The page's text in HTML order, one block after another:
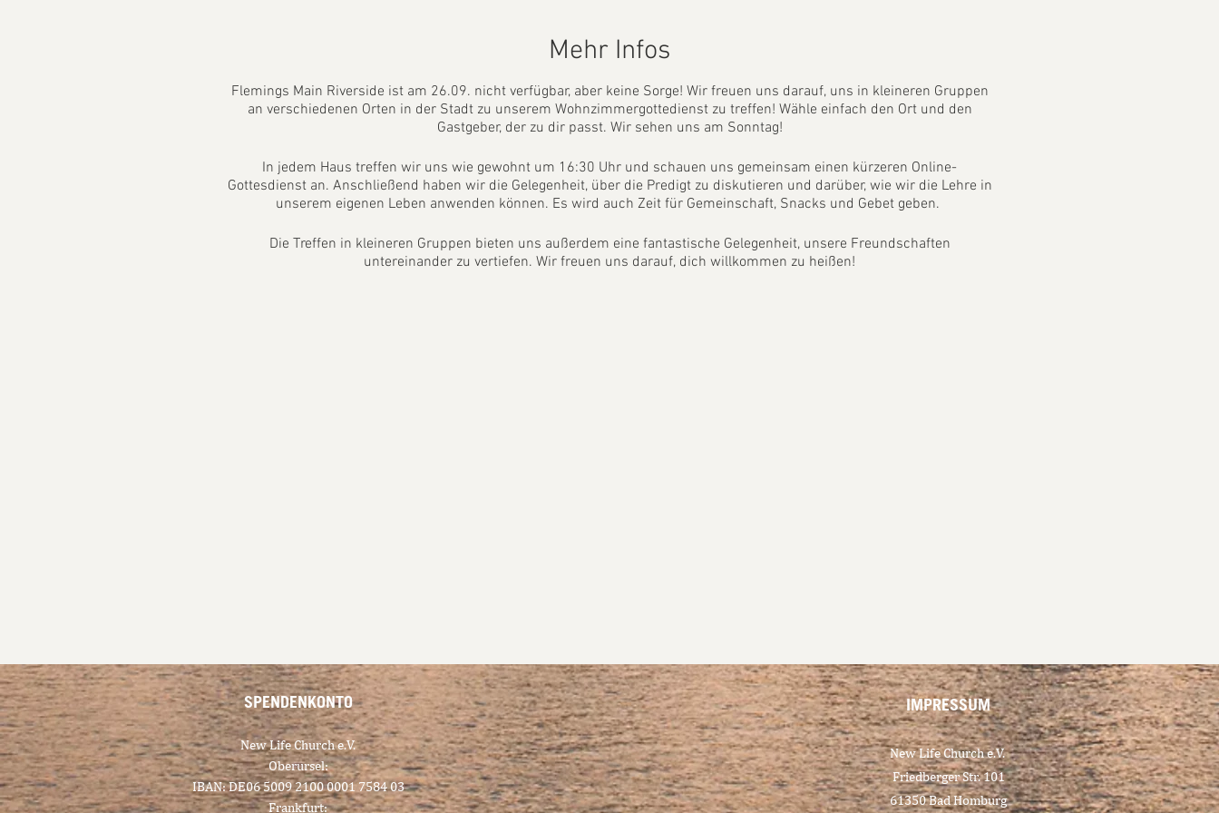
Mehr Infos
Flemings Main Riverside ist am 26.09. nicht verfügbar, aber keine Sorge! Wir freuen uns darauf, uns in kleineren Gruppen
an verschiedenen Orten in der Stadt zu unserem Wohnzimmergottedienst zu treffen! Wähle einfach den Ort und den
Gastgeber, der zu dir passt. Wir sehen uns am Sonntag!
In jedem Haus treffen wir uns wie gewohnt um 16:30 Uhr und schauen uns gemeinsam einen kürzeren Online-
Gottesdienst an. Anschließend haben wir die Gelegenheit, über die Predigt zu diskutieren und darüber, wie wir die Lehre in
unserem eigenen Leben anwenden können. Es wird auch Zeit für Gemeinschaft, Snacks und Gebet geben.
Die Treffen in kleineren Gruppen bieten uns außerdem eine fantastische Gelegenheit, unsere Freundschaften
untereinander zu vertiefen. Wir freuen uns darauf, dich willkommen zu heißen!
SPENDENKONTO
New Life Church e.V.
Oberursel:
IBAN: DE06 5009 2100 0001 7584 03
Frankfurt:
IMPRESSUM
New Life Church e.V.
Friedberger Str. 101
61350 Bad Homburg